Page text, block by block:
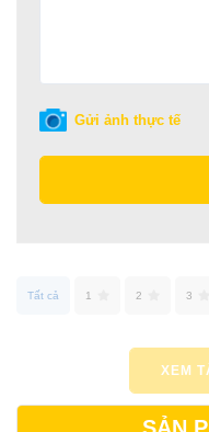
Gửi ảnh thực tế
Tất cả 1 2 3
XEM